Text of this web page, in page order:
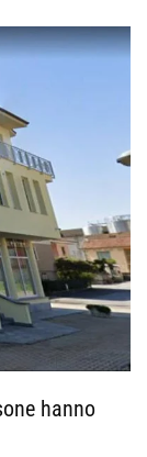
hanno